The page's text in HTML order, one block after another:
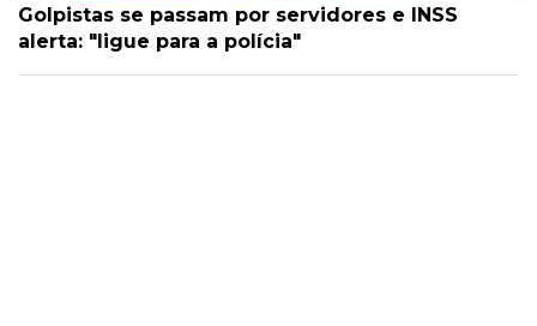
Golpistas se passam por servidores e INSS
alerta: "ligue para a polícia"